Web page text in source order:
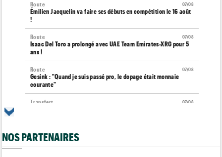
07/08
Route
Émilien Jacquelin va faire ses débuts en compétition le 16 août
!
07/08
Route
Isaac Del Toro a prolongé avec UAE Team Emirates-XRG pour 5
ans !
07/08
Route
Gesink : "Quand je suis passé pro, le dopage était monnaie
courante"
07/08
Transfert
Transfert
Lotto-Intermarché fait passer pro trois jeunes de sa formation
NOS PARTENAIRES